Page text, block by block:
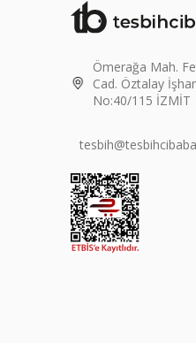
Ömerağa Mah.
Cad. Öztalay
No:40/115 İZMİT